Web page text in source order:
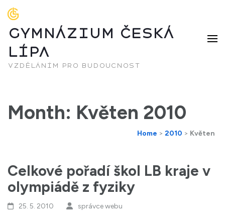
GYMNÁZIUM ČESKÁ
LÍPA
vzděláním pro budoucnost
Month: Květen 2010
Home > 2010 > Květen
Celkové pořadí škol LB kraje v
olympiádě z fyziky
25. 5. 2010 správce webu